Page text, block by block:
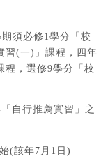
)
須必修1學分「校
習(一)」課程，四年
程，選修9學分「校
自行推薦實習」之
(該年7月1日)